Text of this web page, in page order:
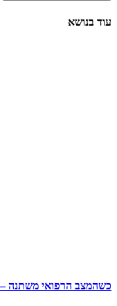
עוד בנושא
כשהמצב הרפואי משתנה –